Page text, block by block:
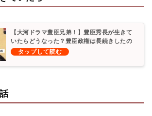
【大河ドラマ豊臣兄弟！】豊臣秀長が生きて
いたらどうなった？豊臣政権は長続きしたの
か？